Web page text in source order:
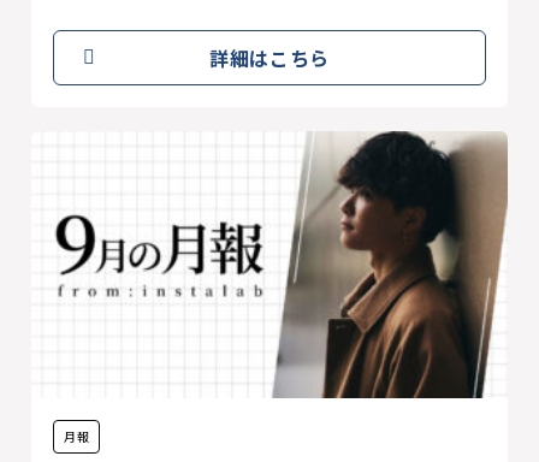
詳細はこちら
月報